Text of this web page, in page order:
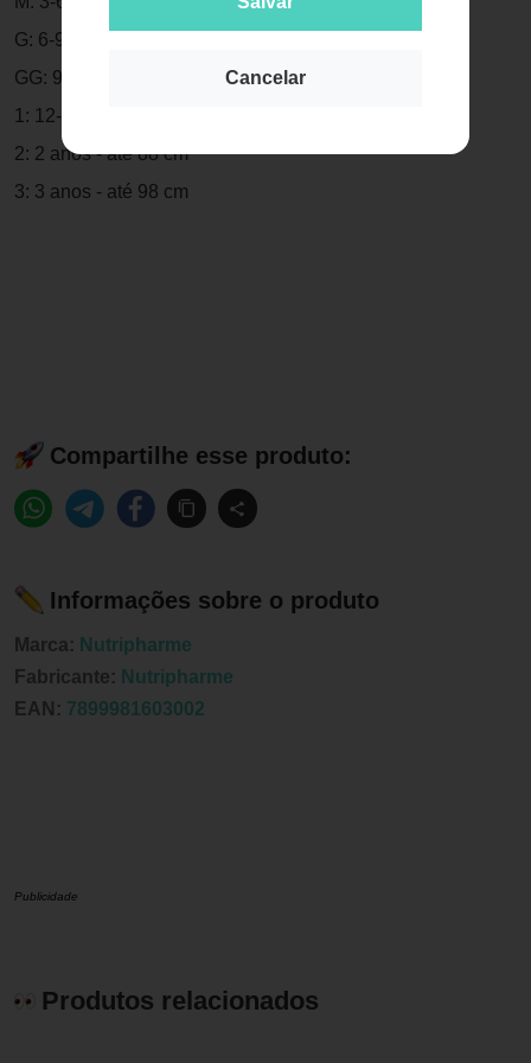
Cancelar
G: 6-9 meses - até 72cm
GG: 9-12 meses - até 77cm
1: 12-18 meses - até 82 cm
2: 2 anos - até 88 cm
3: 3 anos - até 98 cm
Compartilhe esse produto:
Informações sobre o produto
Marca: Nutripharme
Fabricante: Nutripharme
EAN: 7899981603002
Publicidade
Produtos relacionados